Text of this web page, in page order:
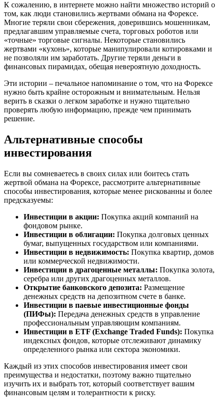
К сожалению, в интернете можно найти множество историй о
том, как люди становились жертвами обмана на Форексе.
Многие теряли свои сбережения, доверившись мошенникам,
предлагавшим управляемые счета, торговых роботов или
«точные» торговые сигналы. Некоторые становились
жертвами «кухонь», которые манипулировали котировками и
не позволяли им заработать. Другие теряли деньги в
финансовых пирамидах, обещая невероятную доходность.
Эти истории – печальное напоминание о том, что на Форексе
нужно быть крайне осторожным и внимательным. Нельзя
верить в сказки о легком заработке и нужно тщательно
проверять любую информацию, прежде чем принимать
решение.
Альтернативные способы
инвестирования
Если вы сомневаетесь в своих силах или боитесь стать
жертвой обмана на Форексе, рассмотрите альтернативные
способы инвестирования, которые менее рискованны и более
предсказуемы:
Инвестиции в акции: Покупка акций компаний на
фондовом рынке.
Инвестиции в облигации: Покупка долговых ценных
бумаг, выпущенных государством или компаниями.
Инвестиции в недвижимость: Покупка квартир, домов
или коммерческой недвижимости.
Инвестиции в драгоценные металлы: Покупка золота,
серебра или других драгоценных металлов.
Открытие банковского депозита: Размещение
денежных средств на депозитном счете в банке.
Инвестиции в паевые инвестиционные фонды
(ПИФы): Передача денежных средств в управление
профессиональным управляющим компаниям.
Инвестиции в ETF (Exchange Traded Funds): Покупка
индексных фондов, которые отслеживают динамику
определенного рынка или сектора экономики.
Каждый из этих способов инвестирования имеет свои
преимущества и недостатки, поэтому важно тщательно
изучить их и выбрать тот, который соответствует вашим
финансовым целям и толерантности к риску.